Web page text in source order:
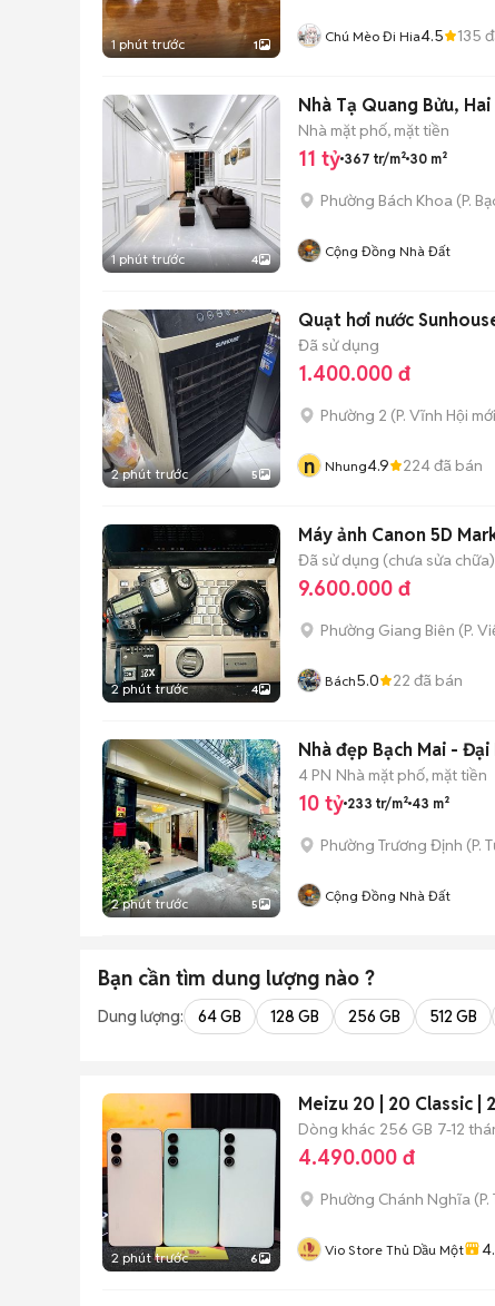
1 phút trước 1 Chú Mèo Đi Hia4.5 135
1 phút trước 4
Nhà Tạ Quang Bửu,
Nhà mặt phố, mặt tiền
11 tỷ 367 tr/m² 30 m²
Phường Bách Khoa (P.
Cộng Đồng Nhà Đất
2 phút trước 5
Quạt hơi nước
Đã sử dụng
1.400.000 đ
Phường 2 (P. Vĩnh Hội
n Nhung4.9 224đã bán
2 phút trước 4
Máy ảnh Canon 5D
Đã sử dụng (chưa sửa chữa)
9.600.000 đ
Phường Giang Biên (P.
Bách5.0 22 đã bán
2 phút trước 5
Nhà đẹp Bạch Mai -
4 PN Nhà mặt phố, mặt tiền
10 tỷ 233 tr/m² 43 m²
Phường Trương Định (P.
Cộng Đồng Nhà Đất
Bạn cần tìm dung lượng nào ?
Dung lượng: 64 GB 128 GB 256 GB 512 GB
2 phút trước 6
Meizu 20 | 20 Classic |
Dòng khác 256 GB 7-12
4.490.000 đ
Phường Chánh Nghĩa (
Vio Store Thủ Dầu Một